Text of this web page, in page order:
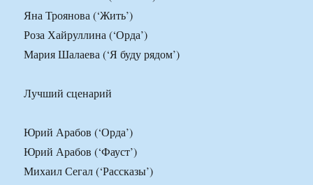
Яна Троянова (‘Жить’)
Роза Хайруллина (‘Орда’)
Мария Шалаева (‘Я буду рядом’)
Лучший сценарий
Юрий Арабов (‘Орда’)
Юрий Арабов (‘Фауст’)
Михаил Сегал (‘Рассказы’)